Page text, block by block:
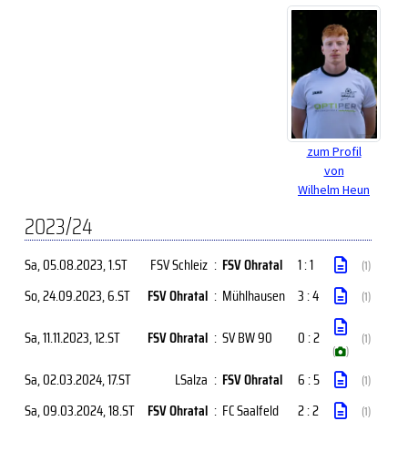
zum Profil
von
Wilhelm Heun
2023/24
Sa, 05.08.2023, 1.ST FSV Schleiz : FSV Ohratal 1 : 1 (1)
So, 24.09.2023, 6.ST FSV Ohratal : Mühlhausen 3 : 4 (1)
Sa, 11.11.2023, 12.ST FSV Ohratal : SV BW 90 0 : 2
( )
(1)
Sa, 02.03.2024, 17.ST LSalza : FSV Ohratal 6 : 5 (1)
Sa, 09.03.2024, 18.ST FSV Ohratal : FC Saalfeld 2 : 2 (1)